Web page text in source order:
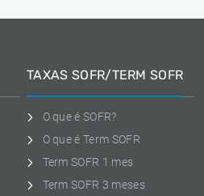
TAXAS SOFR/TERM SOFR
O que é SOFR?
O que é Term SOFR
Term SOFR 1 mes
Term SOFR 3 meses